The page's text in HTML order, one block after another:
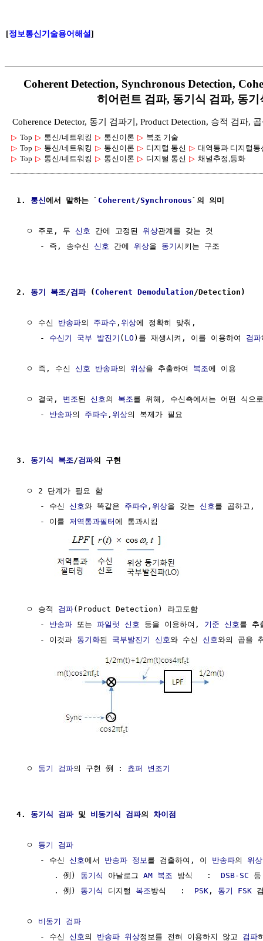
[정보통신기술용어해설]
Coherent Detection, Synchronous Detection,
히어런트 검파, 동기식 검파, 동
Coherence Detector, 동기 검파기, Product Detection, 승적 검파,
▷ Top ▷ 통신/네트워킹 ▷ 통신이론 ▷ 복조 기술
▷ Top ▷ 통신/네트워킹 ▷ 통신이론 ▷ 디지털 통신 ▷ 대역통과 디지털통
▷ Top ▷ 통신/네트워킹 ▷ 통신이론 ▷ 디지털 통신 ▷ 채널추정,등화
1. 통신에서 말하는 ` Coherent /Synchronous`의 의미
  ㅇ 주로, 두
신호 간에 고정된 위상관계를 갖는 것
     - 즉, 송수신
신호 간에 위상을 동기시키는 구조
2. 동기 복조/검파 ( Coherent Demodulation /Detection)
  ㅇ 수신
반송파의 주파수 , 위상에 정확히 맞춰,
     -
수신기 국부 발진기 ( LO )를 재생시켜, 이를 이용하여 검파
  ㅇ 즉, 수신
신호 반송파의 위상을 추출하여 복조에 이용
  ㅇ 결국,
변조된 신호의 복조를 위해, 수신측에서는 어떤 식으
     -
반송파의 주파수 , 위상의 복제가 필요
3. 동기식 복조/검파의 구현
  ㅇ 2 단계가 필요 함
     - 수신
신호와 똑같은 주파수 , 위상을 갖는 신호를 곱하고,
     - 이를
저역통과필터에 통과시킴
  ㅇ 승적
검파(Product Detection) 라고도함
     -
반송파 또는 파일럿 신호 등을 이용하여, 기준 신호를 추
     - 이것과
동기화된 국부발진기 신호와 수신 신호와의 곱을
  ㅇ
동기 검파의 구현 例 : 쵸퍼 변조기
4. 동기식 검파 및 비동기식 검파의 차이점
  ㅇ
동기
검파
     - 수신
신호에서 반송파 정보 를 검출하여, 이 반송파의 위상
        . 例)
동기식 아날로그 AM 복조 방식   : DSB-SC 등
        . 例)
동기식 디지털 복조방식   : PSK , 동기 FSK
  ㅇ
비동기 검파
     - 수신
신호의 반송파 위상정보를 전혀 이용하지 않고 검파